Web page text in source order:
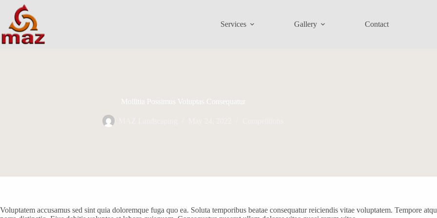
content
Services Gallery Contact
Mollitia Possimus Voluptas Consequatur
Voluptatem accusamus sed sint quia doloremque fuga quo ea. Soluta temporibus beatae consequatur reiciendis vitae voluptatem. Tempore